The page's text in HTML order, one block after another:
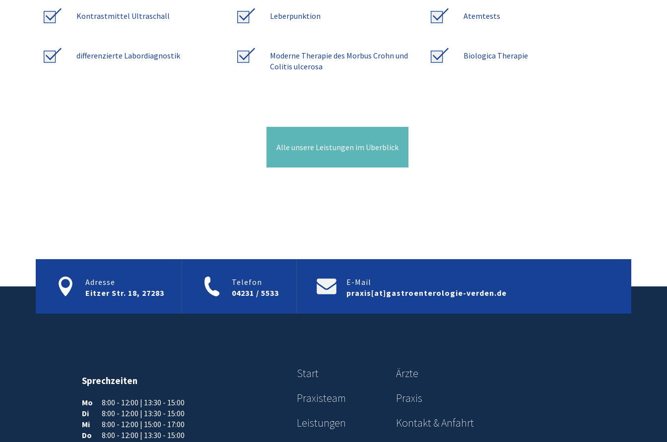
Kontrastmittel Ultraschall Leberpunktion Atemtests
differenzierte Labordiagnostik
Moderne Therapie des Morbus Crohn und
Colitis ulcerosa
Biologica Therapie
Alle unsere Leistungen im Überblick
Adresse
Eitzer Str. 18, 27283
Telefon
04231 / 5533
E-Mail
praxis[at]gastroenterologie-verden.de
Sprechzeiten
Mo
8:00 - 12:00 | 13:30 - 15:00
Di
8:00 - 12:00 | 13:30 - 15:00
Mi
8:00 - 12:00 | 15:00 - 17:00
Do
8:00 - 12:00 | 13:30 - 15:00
Start
Ärzte
Praxisteam
Praxis
Leistungen
Kontakt & Anfahrt